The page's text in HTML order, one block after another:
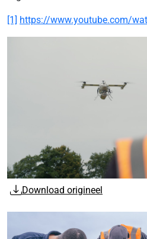
[1] https://www.youtube.com/
Download origineel